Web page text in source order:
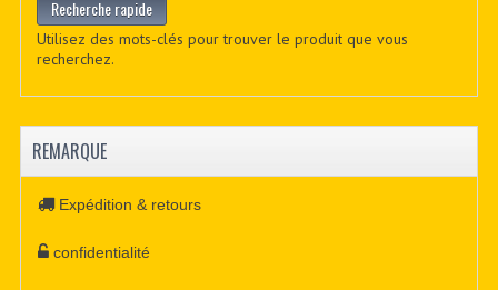
Utilisez des mots-clés pour trouver le produit que vous
recherchez.
REMARQUE
Expédition & retours
confidentialité